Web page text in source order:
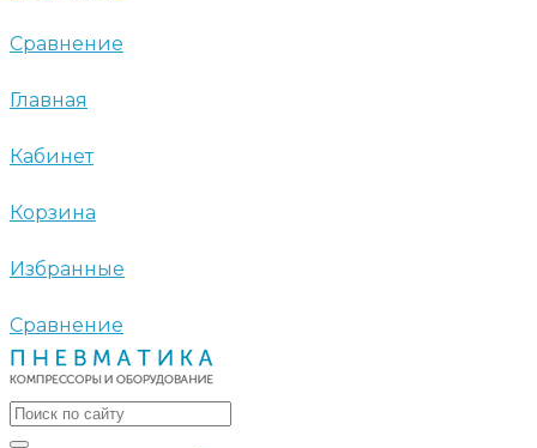
Сравнение
Главная
Кабинет
Корзина
Избранные
Сравнение